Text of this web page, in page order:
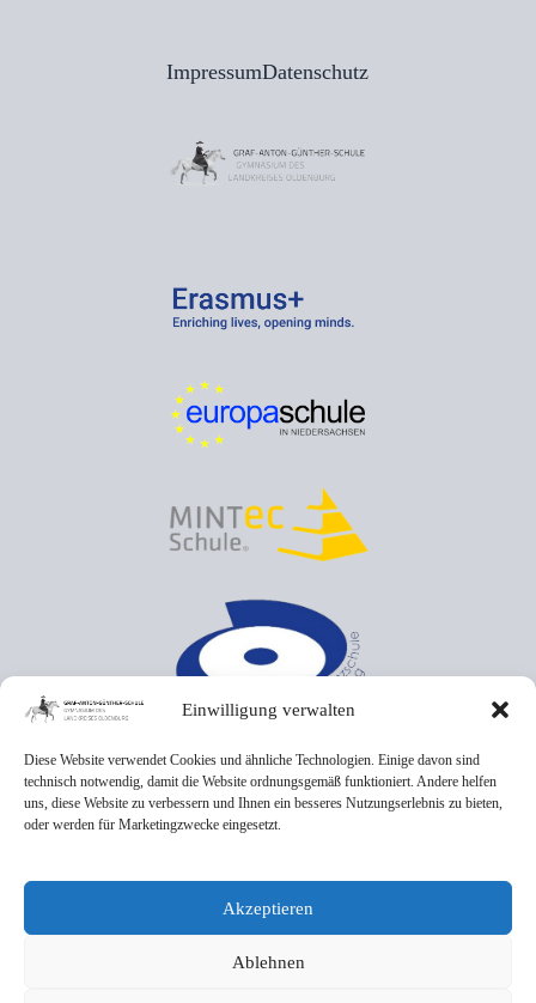
Einwilligung verwalten
Diese Website verwendet Cookies und ähnliche Technologien. Einige davon sind
technisch notwendig, damit die Website ordnungsgemäß funktioniert. Andere helfen
uns, diese Website zu verbessern und Ihnen ein besseres Nutzungserlebnis zu bieten,
oder werden für Marketingzwecke eingesetzt.
Akzeptieren
Ablehnen
ImpressumDatenschutz